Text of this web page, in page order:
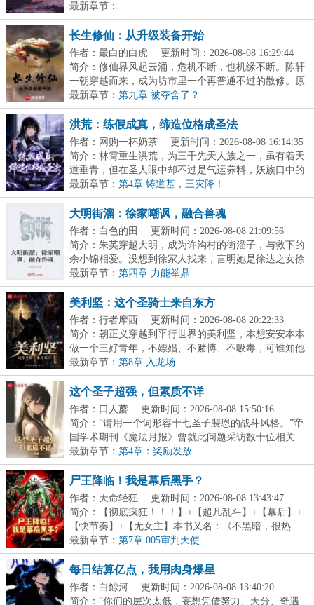
时...
最新章节：
长生修仙：从升级装备开始
作者：最白的白虎
更新时间：2026-08-08 16:29:44
简介：修仙界风起云涌，危机不断，也机缘不断。陈轩
一朝穿越而来，成为坊市里一个再普通不过的散修。原
以...
最新章节： 第九章 被夺舍了？
洪荒：练假成真，缔造位格成圣法
作者：网购一杯奶茶
更新时间：2026-08-08 16:14:35
简介：林霄重生洪荒，为三千先天人族之一，虽有着天
道垂青，但在圣人眼中却不过是气运养料，妖族口中的
血...
最新章节： 第4章 铸道基，三灾降！
大明街溜：徐家嘲讽，融合兽魂
作者：白色的田
更新时间：2026-08-08 21:09:56
简介：朱英穿越大明，成为许沟村的街溜子，与救下的
余小锦相爱。没想到徐家人找来，言明她是徐达之女徐
妙...
最新章节： 第四章 力能举鼎
美利坚：这个圣骑士来自东方
作者：行者摩西
更新时间：2026-08-08 20:22:33
简介：朝正义穿越到平行世界的美利坚，本想安安本本
做一个三好青年，不嫖娼、不赌博、不吸毒，可谁知他
脑...
最新章节： 第8章 入龙场
这个圣子超强，但素质不详
作者：口人蘑
更新时间：2026-08-08 15:50:16
简介：“请用一个词形容十七圣子裴恩的战斗风格。”帝
国学术期刊《魔法月报》曾就此问题采访数十位相关
人...
最新章节： 第4章：奖励发放
尸王降临！我是幕后黑手？
作者：天命轻狂
更新时间：2026-08-08 13:43:47
简介：【彻底疯狂！！！】+【超凡乱斗】+【幕后】+
【快节奏】+【无女主】本书又名：《不黑暗，很热
血》《...
最新章节： 第7章 005审判天使
每日结算亿点，我用肉身爆星
作者：白鲸河
更新时间：2026-08-08 13:40:20
简介：“你们的层次太低，妄想凭借努力、天分、奇遇